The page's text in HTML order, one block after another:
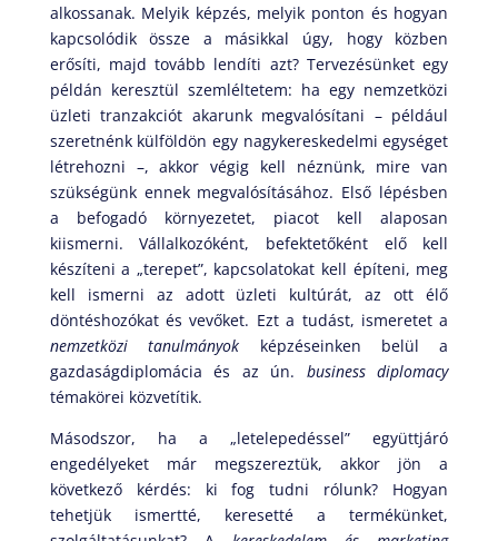
alkossanak. Melyik képzés, melyik ponton és hogyan
kapcsolódik össze a másikkal úgy, hogy közben
erősíti, majd tovább lendíti azt? Tervezésünket egy
példán keresztül szemléltetem: ha egy nemzetközi
üzleti tranzakciót akarunk megvalósítani – például
szeretnénk külföldön egy nagykereskedelmi egységet
létrehozni –, akkor végig kell néznünk, mire van
szükségünk ennek megvalósításához. Első lépésben
a befogadó környezetet, piacot kell alaposan
kiismerni. Vállalkozóként, befektetőként elő kell
készíteni a „terepet”, kapcsolatokat kell építeni, meg
kell ismerni az adott üzleti kultúrát, az ott élő
döntéshozókat és vevőket. Ezt a tudást, ismeretet a
nemzetközi tanulmányok képzéseinken belül a
gazdaságdiplomácia és az ún. business diplomacy
témakörei közvetítik.
Másodszor, ha a „letelepedéssel” együttjáró
engedélyeket már megszereztük, akkor jön a
következő kérdés: ki fog tudni rólunk? Hogyan
tehetjük ismertté, keresetté a termékünket,